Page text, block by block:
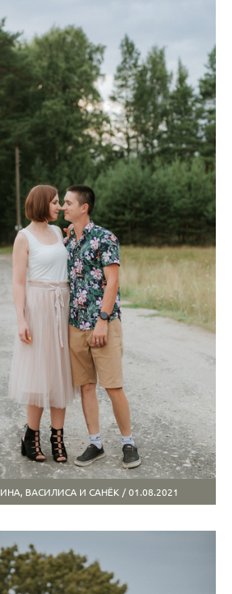
ВАСИЛИСА И САНЁК / 01.08.2021